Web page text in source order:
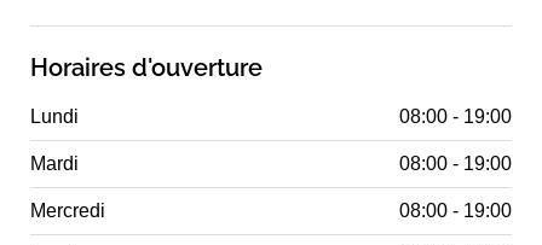
Horaires d'ouverture
Lundi 08:00 - 19:00
Mardi 08:00 - 19:00
Mercredi 08:00 - 19:00